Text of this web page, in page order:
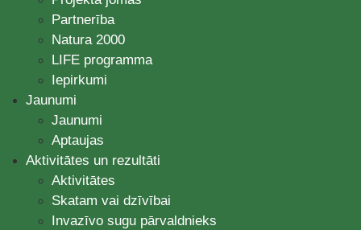
Partnerība
Natura 2000
LIFE programma
Iepirkumi
Jaunumi
Jaunumi
Aptaujas
Aktivitātes un rezultāti
Aktivitātes
Skatam vai dzīvībai
Invazīvo sugu pārvaldnieks